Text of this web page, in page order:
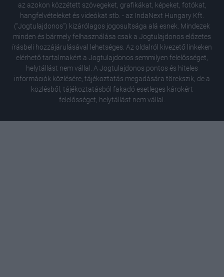
az azokon közzétett szövegeket, grafikákat, képeket, fotókat,
hangfelvételeket és videókat stb. - az IndaNext Hungary Kft.
("Jogtulajdonos") kizárólagos jogosultsága alá esnek. Mindezek
minden és bármely felhasználása csak a Jogtulajdonos előzetes
írásbeli hozzájárulásával lehetséges. Az oldalról kivezető linkeken
elérhető tartalmakért a Jogtulajdonos semmilyen felelősséget,
helytállást nem vállal. A Jogtulajdonos pontos és hiteles
információk közlésére, tájékoztatás megadására törekszik, de a
közlésből, tájékoztatásból fakadó esetleges károkért
felelősséget, helytállást nem vállal.